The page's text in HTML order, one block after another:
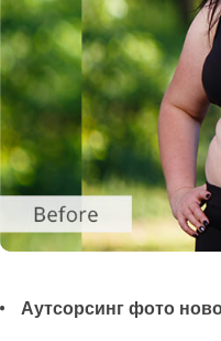
Аутсорсинг фото